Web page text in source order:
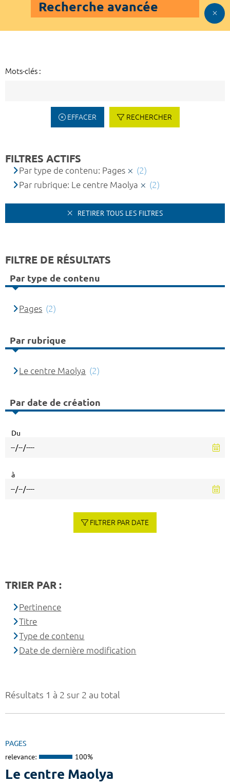
Recherche avancée
Mots-clés :
EFFACER RECHERCHER
Résultats 1 à 2 sur 2 au total
PAGES
relevance: 100%
Le centre Maolya
FILTRES ACTIFS
Par type de contenu: Pages
(2)
Par rubrique: Le centre Maolya
(2)
RETIRER TOUS LES FILTRES
FILTRE DE RÉSULTATS
Par type de contenu
Pages (2)
Par rubrique
Le centre Maolya (2)
Par date de création
Du
à
FILTRER PAR DATE
TRIER PAR :
Pertinence
Titre
Type de contenu
Date de dernière modification